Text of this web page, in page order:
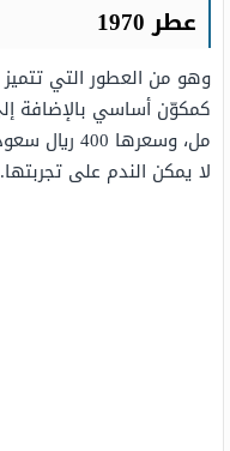
عطر1970
وهو من العطور التي تتميز
مل، وسعرها
لا يمكن الندم على تجربتها.